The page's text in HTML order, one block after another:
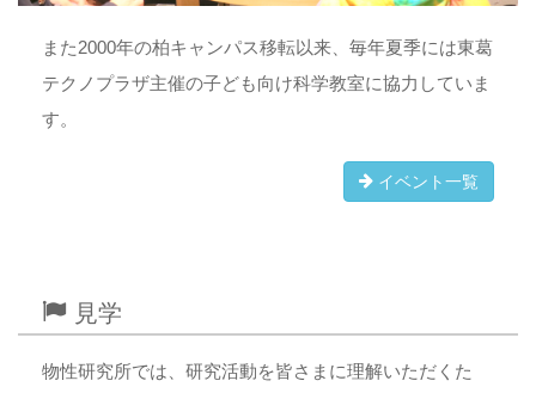
また2000年の柏キャンパス移転以来、毎年夏季には東葛
テクノプラザ主催の子ども向け科学教室に協力していま
す。
イベント一覧
見学
物性研究所では、研究活動を皆さまに理解いただくた